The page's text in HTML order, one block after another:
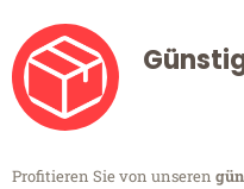
Profitieren Sie von unseren